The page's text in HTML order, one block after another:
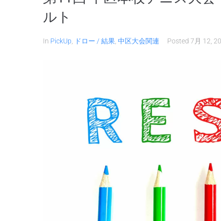
ルト
In PickUp ドロー / 結果 中区大会関連 Posted 7月 12,